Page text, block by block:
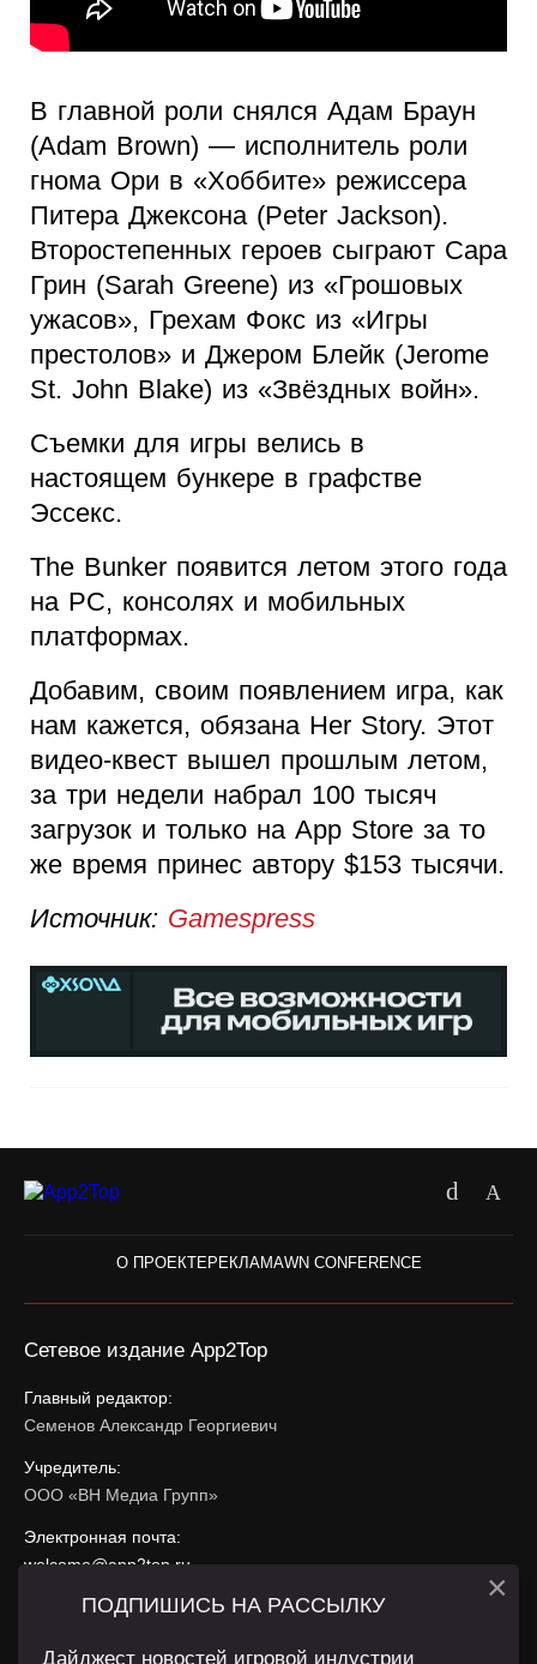
В главной роли снялся Адам Браун
(Adam Brown) — исполнитель роли
гнома Ори в «Хоббите» режиссера
Питера Джексона (Peter Jackson).
Второстепенных героев сыграют Сара
Грин (Sarah Greene) из «Грошовых
ужасов», Грехам Фокс из «Игры
престолов» и Джером Блейк (Jerome
St. John Blake) из «Звёздных войн».
Съемки для игры велись в
настоящем бункере в графстве
Эссекс.
The Bunker появится летом этого года
на PC, консолях и мобильных
платформах.
Добавим, своим появлением игра, как
нам кажется, обязана Her Story. Этот
видео-квест вышел прошлым летом,
за три недели набрал 100 тысяч
загрузок и только на App Store за то
же время принес автору $153 тысячи.
Источник: Gamespress
О ПРОЕКТЕРЕКЛАМАWN CONFERENCE
Сетевое издание App2Top
Главный редактор:
Семенов Александр Георгиевич
Учредитель:
ООО «ВН Медиа Групп»
Электронная почта:
welcome@app2top.ru
При использовании материалов активная ссылка на
ПОДПИШИСЬ НА РАССЫЛКУ
Дайджест новостей игровой индустрии
×